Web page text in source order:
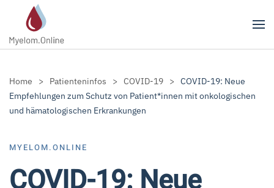
Zum Hauptinhalt springen
Home Patienteninfos COVID-19
COVID-19: Neue
Empfehlungen zum Schutz von Patient*innen mit onkologischen
und hämatologischen Erkrankungen
MYELOM.ONLINE